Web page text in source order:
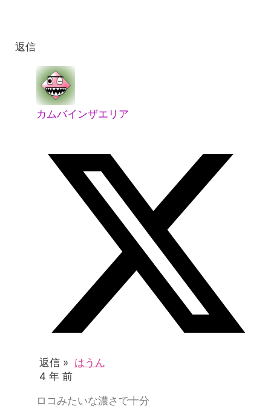
返信
カムバインザエリア
返信 » はうん
4 年 前
ロコみたいな濃さで十分